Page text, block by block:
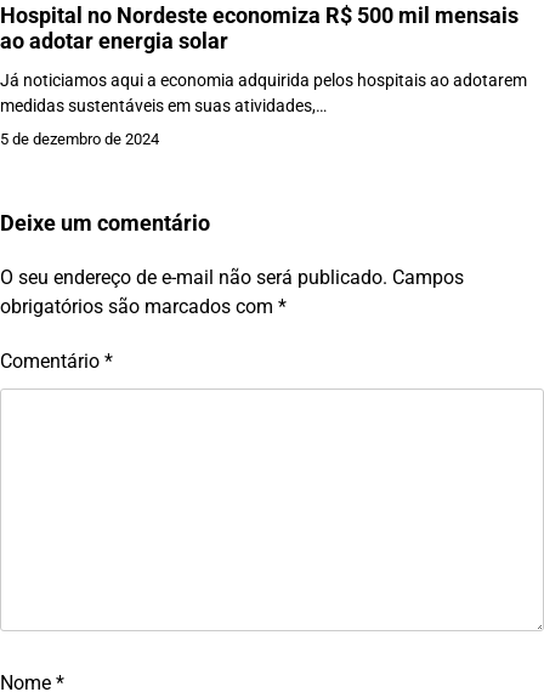
Hospital no Nordeste economiza R$ 500 mil mensais
ao adotar energia solar
Já noticiamos aqui a economia adquirida pelos hospitais ao adotarem
medidas sustentáveis em suas atividades,…
5 de dezembro de 2024
Deixe um comentário
O seu endereço de e-mail não será publicado. Campos
obrigatórios são marcados com *
Comentário *
Nome *